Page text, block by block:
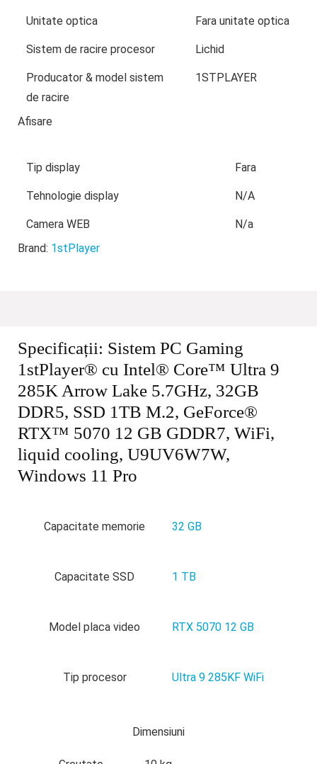
Unitate optica Fara unitate optica
Sistem de racire procesor Lichid
Producator & model sistem
de racire
1STPLAYER
Afisare
Tip display Fara
Tehnologie display N/A
Camera WEB
N/a
Brand: 1stPlayer
Specificații: Sistem PC Gaming
1stPlayer® cu Intel® Core™ Ultra 9
285K Arrow Lake 5.7GHz, 32GB
DDR5, SSD 1TB M.2, GeForce®
RTX™ 5070 12 GB GDDR7, WiFi,
liquid cooling, U9UV6W7W,
Windows 11 Pro
Capacitate memorie 32 GB
Capacitate SSD 1 TB
Model placa video RTX 5070 12 GB
Tip procesor Ultra 9 285KF WiFi
Dimensiuni